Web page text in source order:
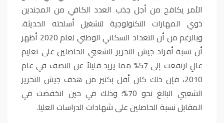
الأمر يكافح من أجل جذب العدد الكافي من المجندين
ذوي المهارات التكنولوجية لتشغيل أسلحته الحديثة.
وبالرغم من أن التعداد السكاني الوطني لعام 2020 أظهر
أن نسبة أفراد جيش التحرير الشعبي الحاصلين على تعليم
عالٍ ارتفعت إلى 57% مما يزيد قليلاً عن النصف في عام
2010، فإن ذلك كان أقل بكثير من هدف جيش التحرير
الشعبي البالغ نحو 70%؛ وذلك في حين انخفضت في
المقابل نسبة الحاصلين على شهادات الدراسات العليا.